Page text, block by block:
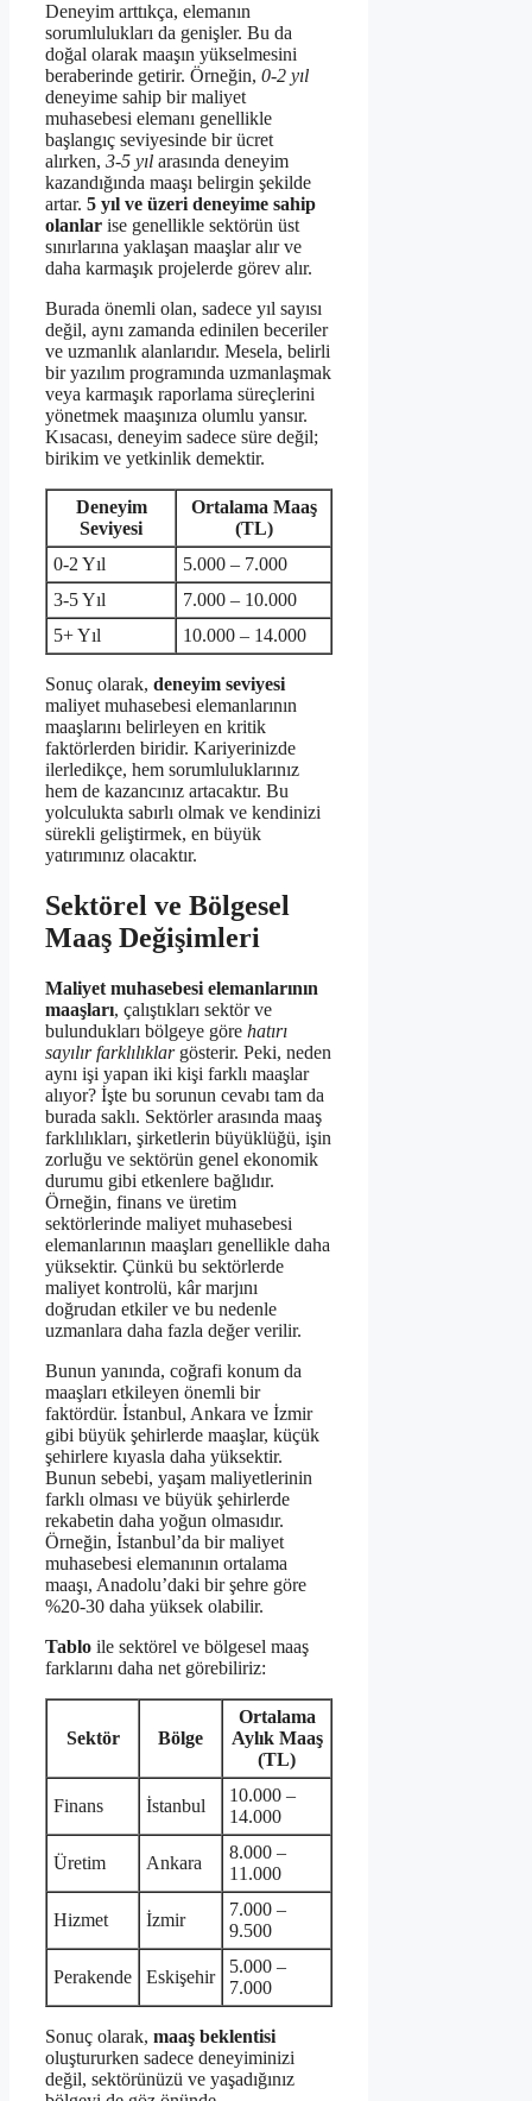
Deneyim arttıkça, elemanın
sorumlulukları da genişler. Bu da
doğal olarak maaşın yükselmesini
beraberinde getirir. Örneğin, 0-2 yıl
deneyime sahip bir maliyet
muhasebesi elemanı genellikle
başlangıç seviyesinde bir ücret
alırken, 3-5 yıl arasında deneyim
kazandığında maaşı belirgin şekilde
artar. 5 yıl ve üzeri deneyime sahip
olanlar ise genellikle sektörün üst
sınırlarına yaklaşan maaşlar alır ve
daha karmaşık projelerde görev alır.
Burada önemli olan, sadece yıl sayısı
değil, aynı zamanda edinilen beceriler
ve uzmanlık alanlarıdır. Mesela, belirli
bir yazılım programında uzmanlaşmak
veya karmaşık raporlama süreçlerini
yönetmek maaşınıza olumlu yansır.
Kısacası, deneyim sadece süre değil;
birikim ve yetkinlik demektir.
Deneyim
Seviyesi
Ortalama Maaş
(TL)
0-2 Yıl
5.000 – 7.000
3-5 Yıl
7.000 – 10.000
5+ Yıl
10.000 – 14.000
Sonuç olarak, deneyim seviyesi
maliyet muhasebesi elemanlarının
maaşlarını belirleyen en kritik
faktörlerden biridir. Kariyerinizde
ilerledikçe, hem sorumluluklarınız
hem de kazancınız artacaktır. Bu
yolculukta sabırlı olmak ve kendinizi
sürekli geliştirmek, en büyük
yatırımınız olacaktır.
Sektörel ve Bölgesel
Maaş Değişimleri
Maliyet muhasebesi elemanlarının
maaşları, çalıştıkları sektör ve
bulundukları bölgeye göre hatırı
sayılır farklılıklargösterir. Peki, neden
aynı işi yapan iki kişi farklı maaşlar
alıyor? İşte bu sorunun cevabı tam da
burada saklı. Sektörler arasında maaş
farklılıkları, şirketlerin büyüklüğü, işin
zorluğu ve sektörün genel ekonomik
durumu gibi etkenlere bağlıdır.
Örneğin, finans ve üretim
sektörlerinde maliyet muhasebesi
elemanlarının maaşları genellikle daha
yüksektir. Çünkü bu sektörlerde
maliyet kontrolü, kâr marjını
doğrudan etkiler ve bu nedenle
uzmanlara daha fazla değer verilir.
Bunun yanında, coğrafi konum da
maaşları etkileyen önemli bir
faktördür. İstanbul, Ankara ve İzmir
gibi büyük şehirlerde maaşlar, küçük
şehirlere kıyasla daha yüksektir.
Bunun sebebi, yaşam maliyetlerinin
farklı olması ve büyük şehirlerde
rekabetin daha yoğun olmasıdır.
Örneğin, İstanbul’da bir maliyet
muhasebesi elemanının ortalama
maaşı, Anadolu’daki bir şehre göre
%20-30 daha yüksek olabilir.
Tablo ile sektörel ve bölgesel maaş
farklarını daha net görebiliriz:
Sektör Bölge
Ortalama
Aylık Maaş
(TL)
Finans İstanbul
10.000 –
14.000
Üretim Ankara
8.000 –
11.000
Hizmet İzmir
7.000 –
9.500
Perakende Eskişehir
5.000 –
7.000
Sonuç olarak, maaş beklentisi
oluştururken sadece deneyiminizi
değil, sektörünüzü ve yaşadığınız